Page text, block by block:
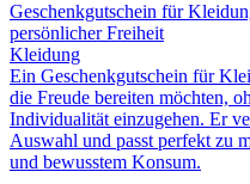
Geschenkgutschein für
persönlicher Freiheit
Kleidung
Ein Geschenkgutschein für
die Freude bereiten möchten,
Individualität einzugehen. Er
Auswahl und passt perfekt zu
und bewusstem Konsum.